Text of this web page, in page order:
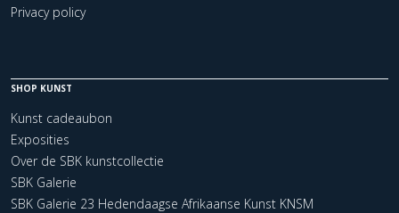
Privacy policy
SHOP KUNST
Kunst cadeaubon
Exposities
Over de SBK kunstcollectie
SBK Galerie
SBK Galerie 23 Hedendaagse Afrikaanse Kunst KNSM